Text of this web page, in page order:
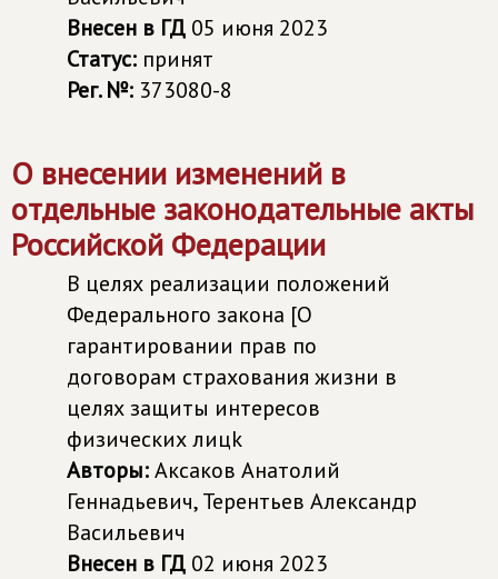
Внесен в ГД 05 июня 2023
Статус: принят
Рег. №: 373080-8
О внесении изменений в
отдельные законодательные акты
Российской Федерации
В целях реализации положений
Федерального закона [О
гарантировании прав по
договорам страхования жизни в
целях защиты интересов
физических лицk
Авторы:Аксаков Анатолий
Геннадьевич, Терентьев Александр
Васильевич
Внесен в ГД 02 июня 2023